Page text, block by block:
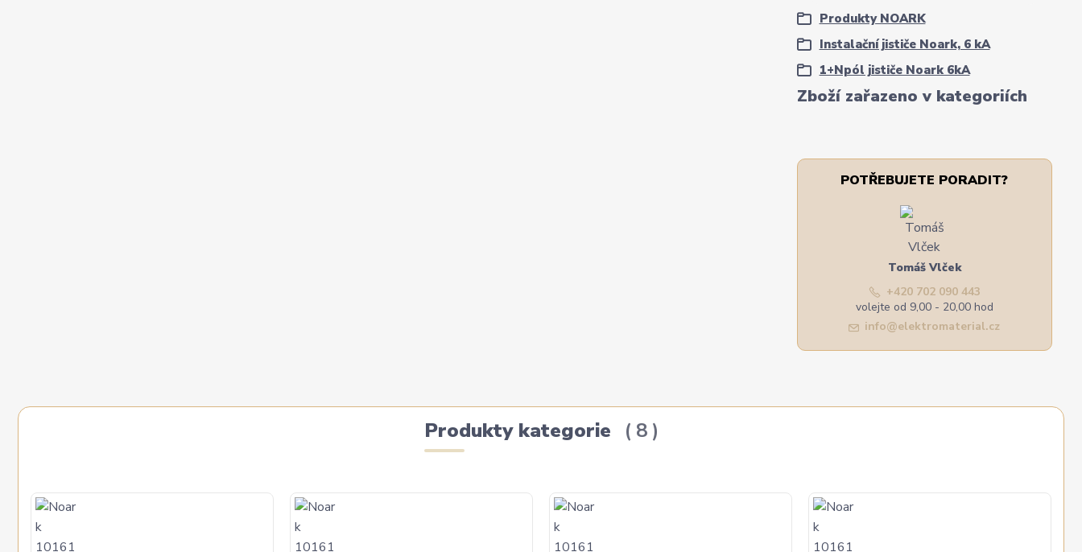
Zboží zařazeno v kategoriích
Produkty NOARK
Instalační jističe Noark, 6 kA
1+Npól jističe Noark 6kA
POTŘEBUJETE PORADIT?
Tomáš Vlček
+420 702 090 443
volejte od 9,00 - 20,00 hod
info@elektromaterial.cz
Produkty kategorie 8